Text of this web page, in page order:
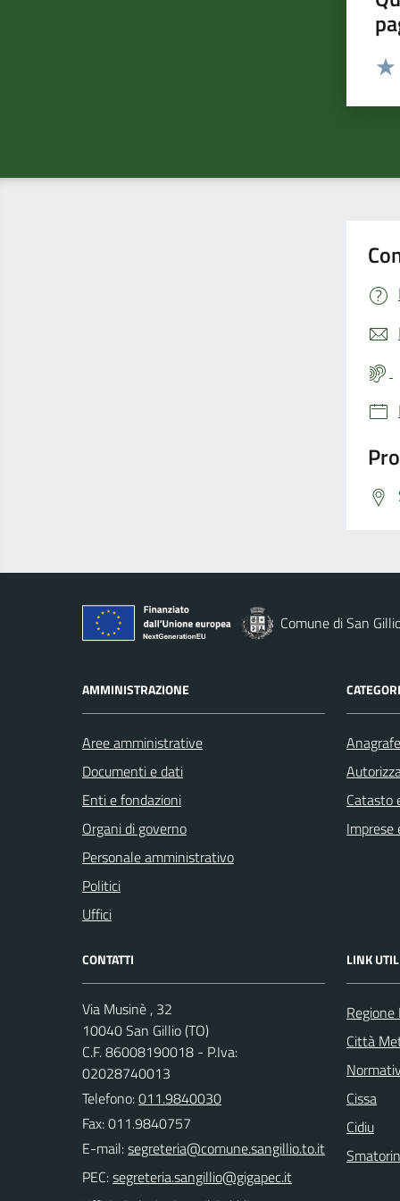
Comune di San
AMMINISTRAZIONE
Aree amministrative
Documenti e dati
Enti e fondazioni
Organi di governo
Personale amministrativo
Politici
Uffici
Catasto
Imprese
CONTATTI
Via Musinè , 32
10040 San Gillio (TO)
C.F. 86008190018 - P.Iva:
02028740013
Telefono:011.9840030
Fax: 011.9840757
E-mail:
PEC:
LINK
Città
Cissa
Cidiu